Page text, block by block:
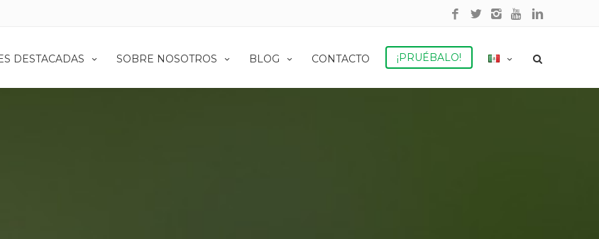
DESTACADAS SOBRE NOSOTROS BLOG CONTACTO ¡PRUÉBALO!